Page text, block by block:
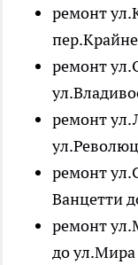
ремонт
ремонт
ремонт
ремонт
Ванцетти
ремонт
до ул.Мира